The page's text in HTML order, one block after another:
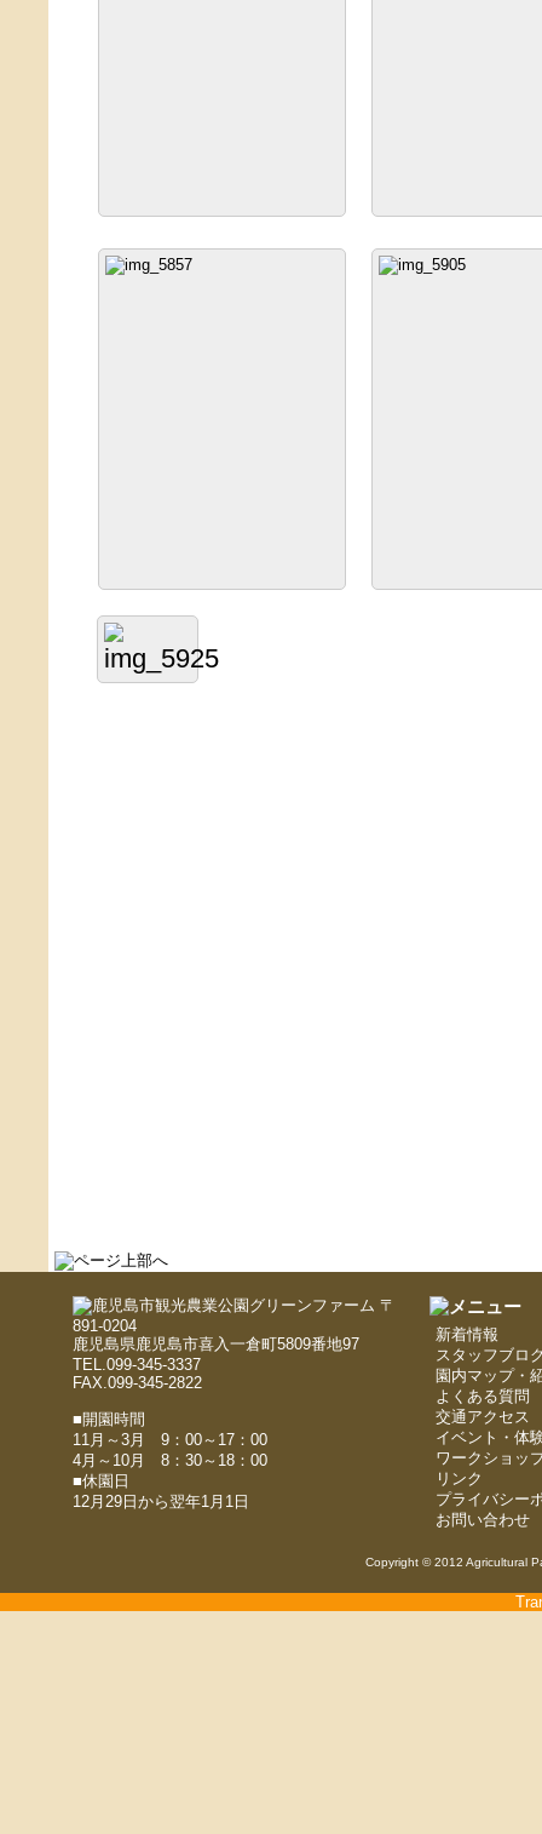
〒
891-0204
鹿児島県鹿児島市喜入一倉町5809番地97
TEL.099-345-3337
FAX.099-345-2822
■開園時間
11月～3月 9：00～17：00
4月～10月 8：30～18：00
■休園日
12月29日から翌年1月1日
新着情報
スタッフブロ
園内マップ・
よくある質問
交通アクセス
イベント・体
ワークショッ
リンク
プライバシー
お問い合わせ
Copyright © 2012 Agricultural